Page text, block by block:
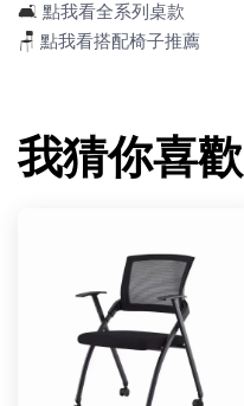
🛋️ 點我看全系列桌款
🪑 點我看搭配椅子推薦
我猜你喜歡